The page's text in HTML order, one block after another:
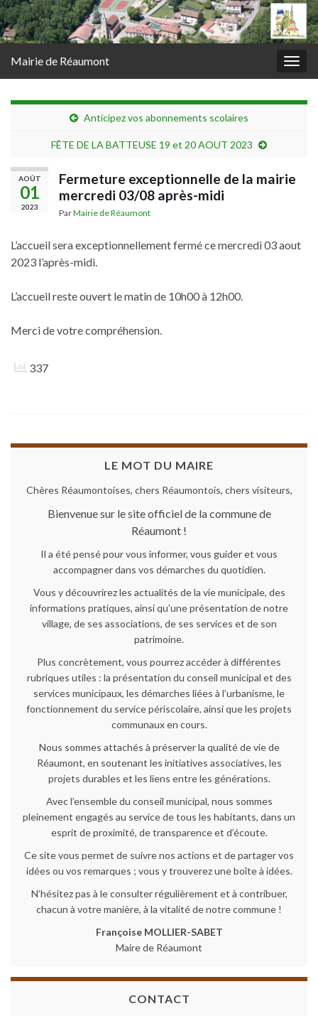
Mairie de Réaumont
Anticipez vos abonnements scolaires
FÊTE DE LA BATTEUSE 19 et 20 AOUT 2023
AOÛT
01
2023
Fermeture exceptionnelle de la mairie
mercredi 03/08 après-midi
ParMairie de Réaumont
L’accueil sera exceptionnellement fermé ce mercredi 03 aout
2023 l’après-midi.
L’accueil reste ouvert le matin de 10h00 à 12h00.
Merci de votre compréhension.
337
LE MOT DU MAIRE
Chères Réaumontoises, chers Réaumontois, chers visiteurs,
Bienvenue sur le site officiel de la commune de
Réaumont !
Il a été pensé pour vous informer, vous guider et vous
accompagner dans vos démarches du quotidien.
Vous y découvrirez les actualités de la vie municipale, des
informations pratiques, ainsi qu’une présentation de notre
village, de ses associations, de ses services et de son
patrimoine.
Plus concrètement, vous pourrez accéder à différentes
rubriques utiles : la présentation du conseil municipal et des
services municipaux, les démarches liées à l’urbanisme, le
fonctionnement du service périscolaire, ainsi que les projets
communaux en cours.
Nous sommes attachés à préserver la qualité de vie de
Réaumont, en soutenant les initiatives associatives, les
projets durables et les liens entre les générations.
Avec l’ensemble du conseil municipal, nous sommes
pleinement engagés au service de tous les habitants, dans un
esprit de proximité, de transparence et d’écoute.
Ce site vous permet de suivre nos actions et de partager vos
idées ou vos remarques ; vous y trouverez une boîte à idées.
N’hésitez pas à le consulter régulièrement et à contribuer,
chacun à votre manière, à la vitalité de notre commune !
Françoise MOLLIER-SABET
Maire de Réaumont
CONTACT